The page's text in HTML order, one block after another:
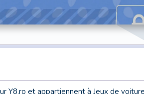
Y8.ro et appartiennent à Jeux de